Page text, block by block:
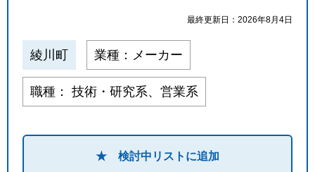
最終更新日：2026年8月4日
綾川町 業種：メーカー
職種： 技術・研究系、営業系
★ 検討中リストに追加